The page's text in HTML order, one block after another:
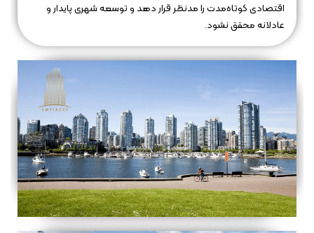
اقتصادی کوتاه‌مدت را مدنظر قرار دهد و توسعه شهری پایدار و
عادلانه محقق نشود.